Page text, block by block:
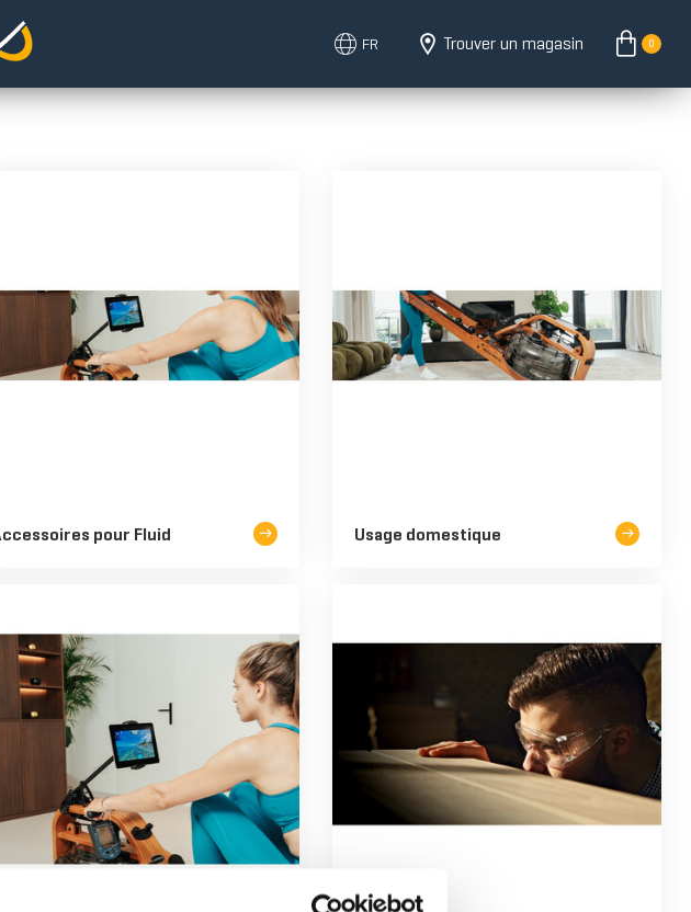
BOIS/ACIER
FR Trouver un magasin 0
pour Fluid Usage domestique